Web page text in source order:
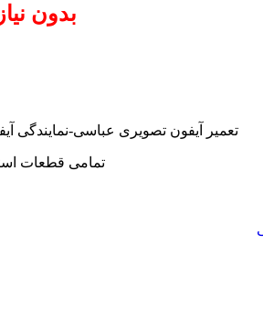
بدون
تعمیر آیفون تصویری عباسی-نمایندگی
تمامی قطعات